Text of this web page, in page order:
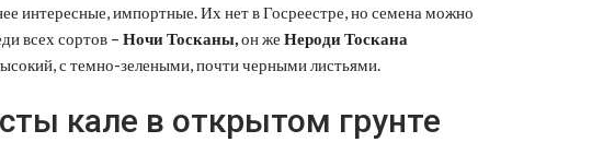
интересные, импортные. Их нет в Госреестре, но семена можно
всех сортов – Ночи Тосканы,он же НеродиТоскана
с темно-зелеными, почти черными листьями.
кале в открытом грунте